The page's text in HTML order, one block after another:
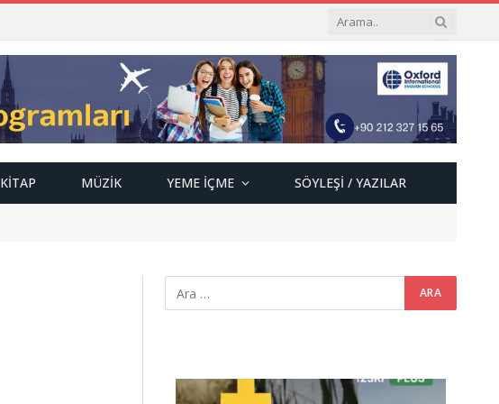
KITAP MÜZIK YEME İÇME SÖYLEŞI / YAZILAR
Video